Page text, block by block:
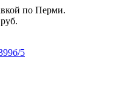
по Перми.
5